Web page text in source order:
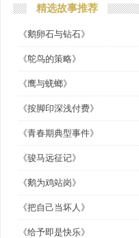
精选故事推荐
《鹅卵石与钻石》
《鸵鸟的策略》
《鹰与蜣螂》
《按脚印深浅付费》
《青春期典型事件》
《骏马远征记》
《鹅为鸡站岗》
《把自己当坏人》
《给予即是快乐》